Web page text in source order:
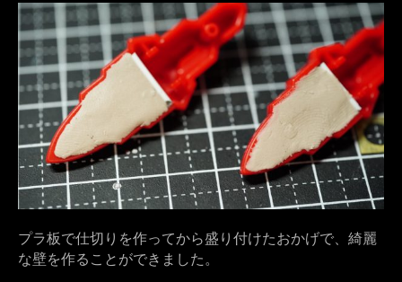
プラ板で仕切りを作ってから盛り付けたおかげで、綺麗
な壁を作ることができました。